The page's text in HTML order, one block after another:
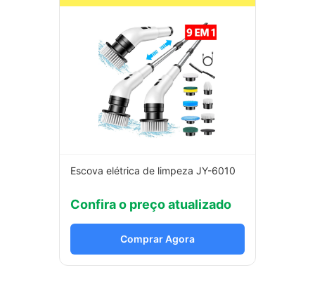
Escova elétrica de limpeza JY-6010
Confira o preço atualizado
Comprar Agora